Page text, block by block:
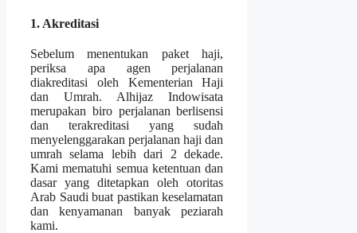
1. Akreditasi
Sebelum menentukan paket haji,
periksa apa agen perjalanan
diakreditasi oleh Kementerian Haji
dan Umrah. Alhijaz Indowisata
merupakan biro perjalanan berlisensi
dan terakreditasi yang sudah
menyelenggarakan perjalanan haji dan
umrah selama lebih dari 2 dekade.
Kami mematuhi semua ketentuan dan
dasar yang ditetapkan oleh otoritas
Arab Saudi buat pastikan keselamatan
dan kenyamanan banyak peziarah
kami.